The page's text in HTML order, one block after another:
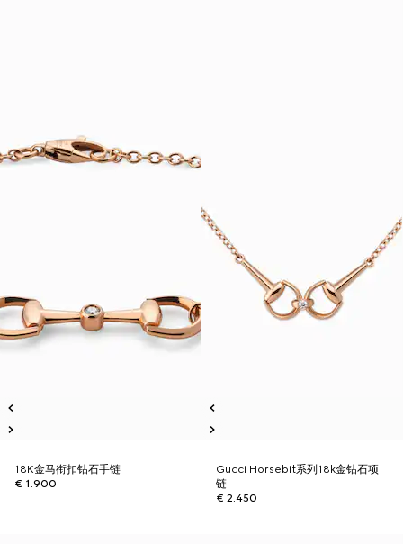
18K金马衔扣钻石手链
€ 1.900
Gucci Horsebit系列18k金钻石项
链
€ 2.450